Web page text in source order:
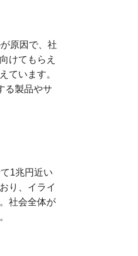
原因で、社
けてもらえ
ています。
る製品やサ
1兆円近い
り、イライ
社会全体が